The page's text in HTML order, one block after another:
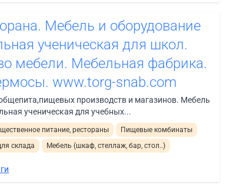
Мебель и оборудование
ученическая для школ.
мебели. Мебельная фабрика.
www.torg-snab.com
производств и магазинов. Мебель
ученическая для учебных...
питание, рестораны
Пищевые комбинаты
склада Мебель (шкаф, стеллаж, бар, стол..)